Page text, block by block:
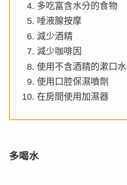
多吃富含水分的食物
唾液腺按摩
減少酒精
減少咖啡因
使用不含酒精的漱口水
使用口腔保濕噴劑
在房間使用加濕器
多喝水